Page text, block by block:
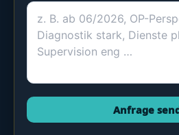
Anfrage